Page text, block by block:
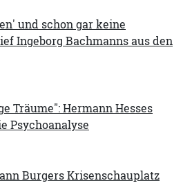
und schon gar keine
Ingeborg Bachmanns aus den
Träume": Hermann Hesses
Psychoanalyse
Burgers Krisenschauplatz